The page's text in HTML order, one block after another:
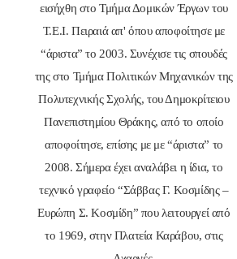
εισήχθη στο Τμήμα Δομικών Έργων του
Τ.Ε.Ι. Πειραιά απ' όπου αποφοίτησε με
“άριστα” το 2003. Συνέχισε τις σπουδές
της στο Τμήμα Πολιτικών Μηχανικών της
Πολυτεχνικής Σχολής, του Δημοκρίτειου
Πανεπιστημίου Θράκης, από το οποίο
αποφοίτησε, επίσης με με “άριστα” το
2008. Σήμερα έχει αναλάβει η ίδια, το
τεχνικό γραφείο “Σάββας Γ. Κοσμίδης –
Ευρώπη Σ. Κοσμίδη” που λειτουργεί από
το 1969, στην Πλατεία Καράβου, στις